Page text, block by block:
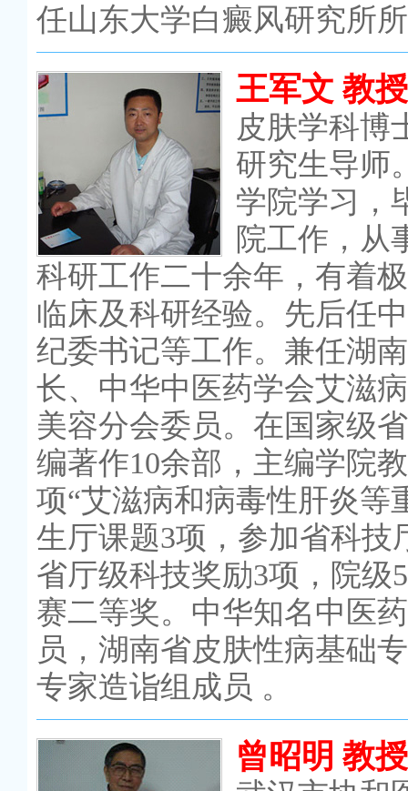
任山东大学白癜风研究所
王军文 教授
皮肤学科博
研究生导师
学院学习，
院工作，从
科研工作二十余年，有着
临床及科研经验。先后任
纪委书记等工作。兼任湖
长、中华中医药学会艾滋
美容分会委员。在国家级
编著作10余部，主编学院
项“艾滋病和病毒性肝炎等
生厅课题3项，参加省科技
省厅级科技奖励3项，院级
赛二等奖。中华知名中医
员，湖南省皮肤性病基础
专家造诣组成员 。
曾昭明 教授